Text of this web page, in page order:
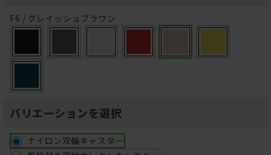
F6 / グレイッシュブラウン
バリエーションを選択
ナイロン双輪キャスター